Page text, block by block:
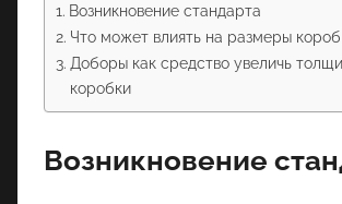
Возникновение стандарта
Что может влиять на размеры
Доборы как средство увеличь
коробки
Возникновение